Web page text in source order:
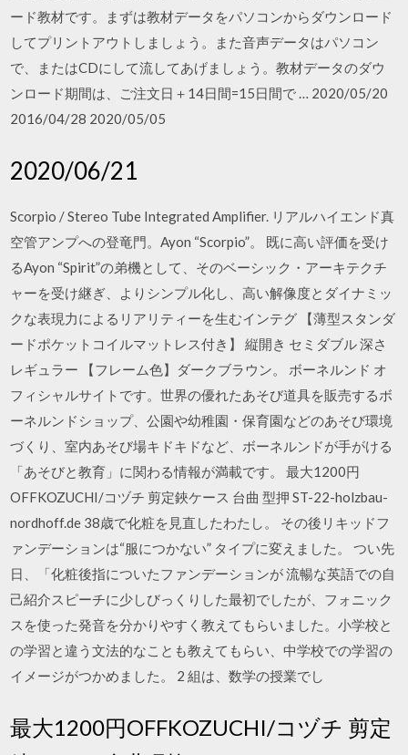
ード教材です。まずは教材データをパソコンからダウンロード
してプリントアウトしましょう。また音声データはパソコン
で、またはCDにして流してあげましょう。教材データのダウ
ンロード期間は、ご注文日＋14日間=15日間で … 2020/05/20
2016/04/28 2020/05/05
2020/06/21
Scorpio / Stereo Tube Integrated Amplifier. リアルハイエンド真
空管アンプへの登竜門。Ayon “Scorpio”。 既に高い評価を受け
るAyon “Spirit”の弟機として、そのベーシック・アーキテクチ
ャーを受け継ぎ、よりシンプル化し、高い解像度とダイナミッ
クな表現力によるリアリティーを生むインテグ 【薄型スタンダ
ードポケットコイルマットレス付き】 縦開き セミダブル 深さ
レギュラー 【フレーム色】ダークブラウン。 ボーネルンド オ
フィシャルサイトです。世界の優れたあそび道具を販売するボ
ーネルンドショップ、公園や幼稚園・保育園などのあそび環境
づくり、室内あそび場キドキドなど、ボーネルンドが手がける
「あそびと教育」に関わる情報が満載です。 最大1200円
OFFKOZUCHI/コヅチ 剪定鋏ケース 台曲 型押 ST-22-holzbau-
nordhoff.de 38歳で化粧を見直したわたし。 その後リキッドフ
ァンデーションは“服につかない” タイプに変えました。 つい先
日、「化粧後指についたファンデーションが 流暢な英語での自
己紹介スピーチに少しびっくりした最初でしたが、フォニック
スを使った発音を分かりやすく教えてもらいました。小学校と
の学習と違う文法的なことも教えてもらい、中学校での学習の
イメージがつかめました。 2 組は、数学の授業でし
最大1200円OFFKOZUCHI/コヅチ 剪定